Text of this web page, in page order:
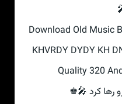
Download Old Music
KHVRDY DYDY KH
Quality 320
رها کرد 🎤♚